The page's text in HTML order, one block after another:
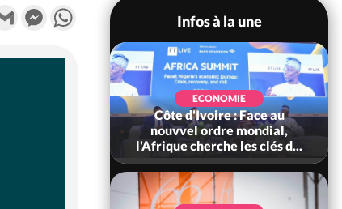
Gmail MessengerWhatsApp
Infos à la une
des
et
ECONOMIE
Côte d'Ivoire : Face au
nouvvel ordre mondial,
l'Afrique cherche les clés d...